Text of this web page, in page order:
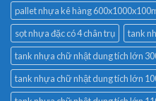
pallet nhựa kê hàng
sọt nhựa đặc có 4 chân trụ
tank
tank nhựa chữ nhật dung tích lớn
tank nhựa chữ nhật dung tích lớn